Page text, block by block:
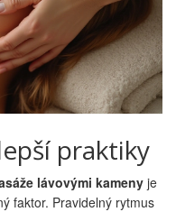
praktiky
lávovými kameny je
faktor. Pravidelný rytmus